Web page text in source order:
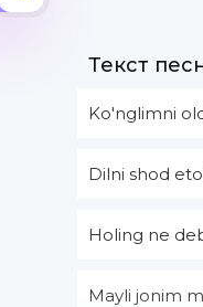
Текст
Ko'nglimni
Dilni shod
Holing ne
Mayli jonim